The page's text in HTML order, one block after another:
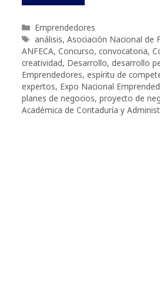
Categorías
Emprendedores
Etiquetas
análisis, Asociación Nacional de
ANFECA, Concurso, convocatoria,
creatividad, Desarrollo, desarrollo
Emprendedores, espíritu de
expertos, Expo Nacional
planes de negocios, proyecto de
Académica de Contaduría y